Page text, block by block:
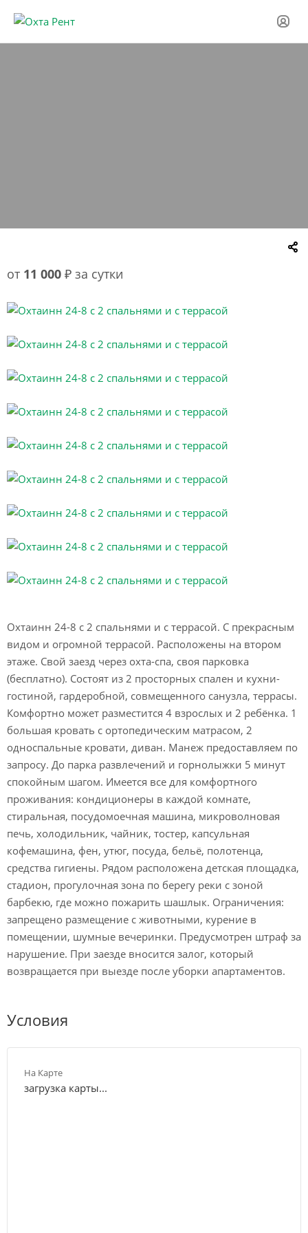
от 11 000 ₽ за сутки
Охтаинн 24-8 с 2 спальнями и с террасой. С прекрасным
видом и огромной террасой. Расположены на втором
этаже. Свой заезд через охта-спа, своя парковка
(бесплатно). Состоят из 2 просторных спален и кухни-
гостиной, гардеробной, совмещенного санузла, террасы.
Комфортно может разместится 4 взрослых и 2 ребёнка. 1
большая кровать с ортопедическим матрасом, 2
односпальные кровати, диван. Манеж предоставляем по
запросу. До парка развлечений и горнолыжки 5 минут
спокойным шагом. Имеется все для комфортного
проживания: кондиционеры в каждой комнате,
стиральная, посудомоечная машина, микроволновая
печь, холодильник, чайник, тостер, капсульная
кофемашина, фен, утюг, посуда, бельё, полотенца,
средства гигиены. Рядом расположена детская площадка,
стадион, прогулочная зона по берегу реки с зоной
барбекю, где можно пожарить шашлык. Ограничения:
запрещено размещение с животными, курение в
помещении, шумные вечеринки. Предусмотрен штраф за
нарушение. При заезде вносится залог, который
возвращается при выезде после уборки апартаментов.
Условия
На Карте
загрузка карты...